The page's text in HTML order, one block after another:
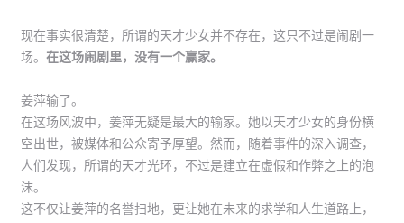
现在事实很清楚，所谓的天才少女并不存在，这只不过是闹剧一
场。在这场闹剧里，没有一个赢家。
姜萍输了。
在这场风波中，姜萍无疑是最大的输家。她以天才少女的身份横
空出世，被媒体和公众寄予厚望。然而，随着事件的深入调查，
人们发现，所谓的天才光环，不过是建立在虚假和作弊之上的泡
沫。
这不仅让姜萍的名誉扫地，更让她在未来的求学和人生道路上，